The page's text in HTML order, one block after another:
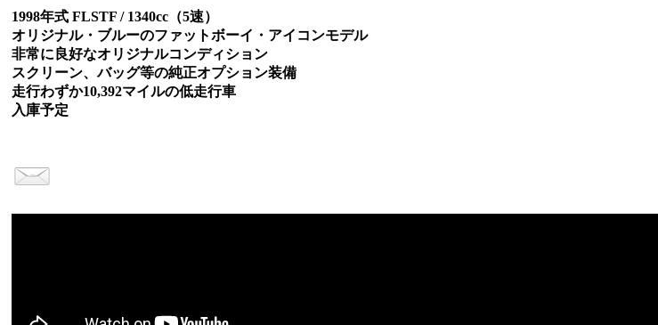
1998年式 FLSTF / 1340cc（5速）
オリジナル・ブルーのファットボーイ・アイコンモデル
非常に良好なオリジナルコンディション
スクリーン、バッグ等の純正オプション装備
走行わずか10,392マイルの低走行車
入庫予定